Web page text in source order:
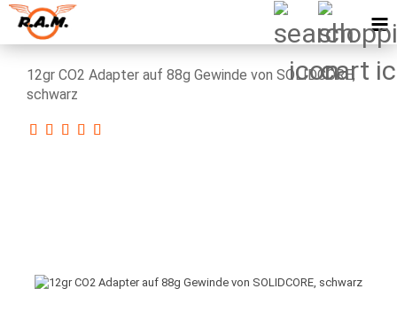
12gr CO2 Adapter auf 88g Gewinde von SOLIDCORE,
schwarz